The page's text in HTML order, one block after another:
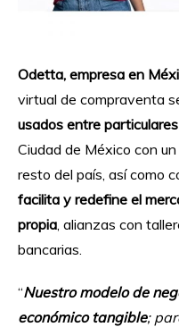
Odetta, empresa en
virtual de compraventa
usados entre particulares
Ciudad de México con
resto del país, así como
facilita y redefine el
propia, alianzas con
bancarias.
“Nuestro modelo de
económico tangible;